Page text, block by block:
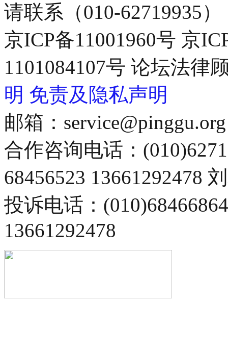
请联系（010-62719935）
京ICP备11001960号 京
1101084107号 论坛法律
明 免责及隐私声明
邮箱：service@pinggu.org
合作咨询电话：
68456523 13661292478
投诉电话：
13661292478